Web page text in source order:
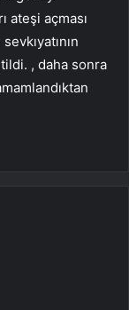
ateşi açması
, daha sonra